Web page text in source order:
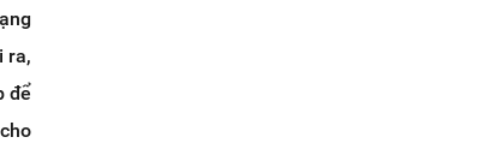
ra,
để